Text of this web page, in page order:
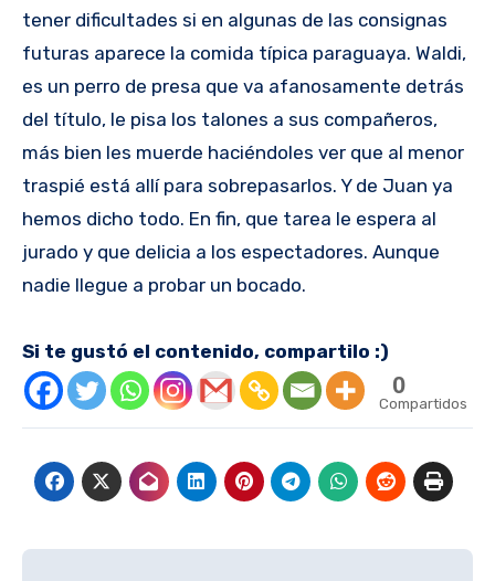
tener dificultades si en algunas de las consignas
futuras aparece la comida típica paraguaya. Waldi,
es un perro de presa que va afanosamente detrás
del título, le pisa los talones a sus compañeros,
más bien les muerde haciéndoles ver que al menor
traspié está allí para sobrepasarlos. Y de Juan ya
hemos dicho todo. En fin, que tarea le espera al
jurado y que delicia a los espectadores. Aunque
nadie llegue a probar un bocado.
Si te gustó el contenido, compartilo :)
0
Compartidos